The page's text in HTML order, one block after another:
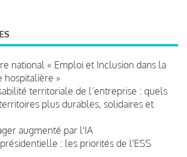
national « Emploi et Inclusion dans la
hospitalière »
territoriale de l’entreprise : quels
plus durables, solidaires et
augmenté par l'IA
: les priorités de l'ESS